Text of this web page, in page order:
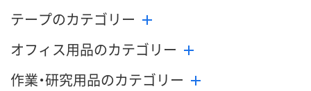
テープのカテゴリー
オフィス用品のカテゴリー
作業・研究用品のカテゴリー